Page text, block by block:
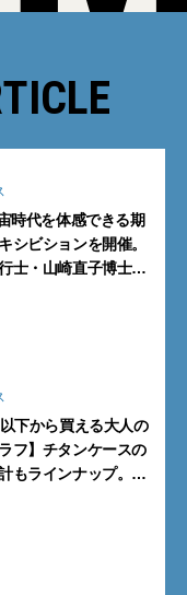
時代を体感できる期
シビションを開催。
士・山崎直子博士に
以下から買える大人の
フ】チタンケースの
もラインナップ。タ